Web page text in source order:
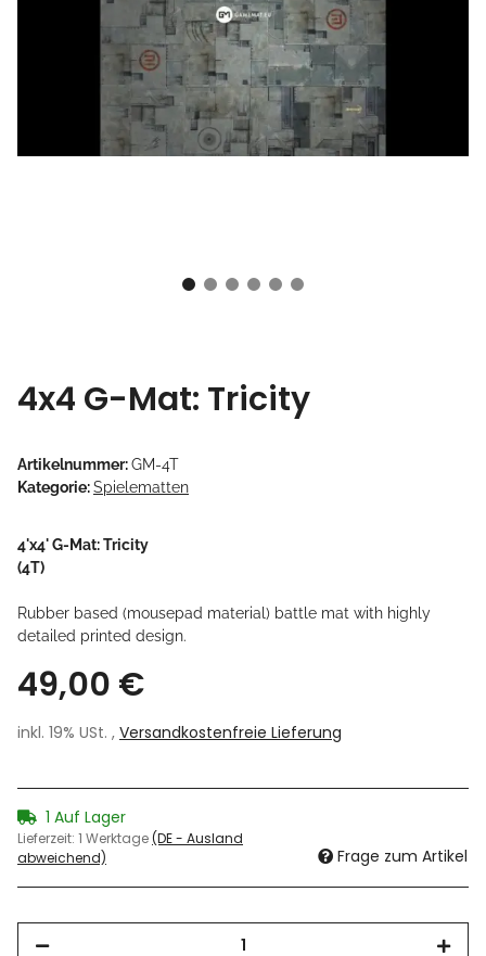
4x4 G-Mat: Tricity
Artikelnummer:GM-4T
Kategorie:Spielematten
4'x4' G-Mat: Tricity
(4T)
Rubber based (mousepad material) battle mat with highly
detailed printed design.
49,00 €
inkl. 19% USt. , Versandkostenfreie Lieferung
1 Auf Lager
Lieferzeit: 1 Werktage(DE - Ausland
abweichend)
Frage zum Artikel